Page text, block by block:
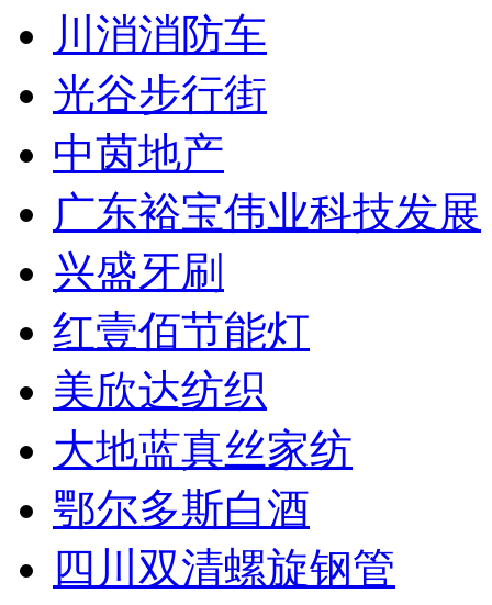
川消消防车
光谷步行街
中茵地产
广东裕宝伟业科技发展
兴盛牙刷
红壹佰节能灯
美欣达纺织
大地蓝真丝家纺
鄂尔多斯白酒
四川双清螺旋钢管